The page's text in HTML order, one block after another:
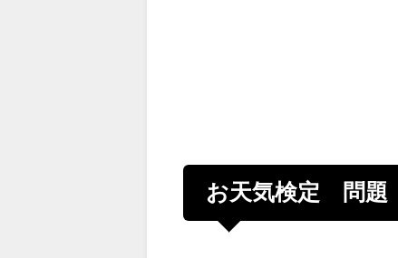
お天気検定 問題